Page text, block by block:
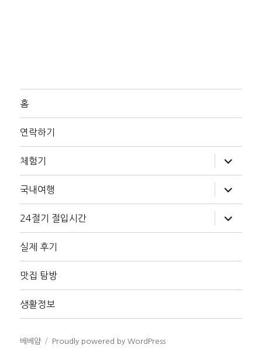
홈
연락하기
체험기
위
메
확
장
국내여행
위
메
확
장
24절기 절입시간
위
메
장
실제 후기
맛집 탐방
생활정보
베베얌 Proudly powered by WordPress